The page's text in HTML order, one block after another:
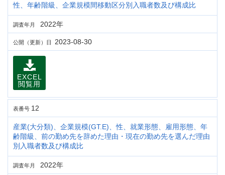
性、年齢階級、企業規模間移動区分別入職者数及び構成比
調査年月 2022年
公開（更新）日 2023-08-30
EXCEL
閲覧用
表番号 12
産業(大分類)、企業規模(GT.E)、性、就業形態、雇用形態、年
齢階級、前の勤め先を辞めた理由・現在の勤め先を選んだ理由
別入職者数及び構成比
調査年月 2022年